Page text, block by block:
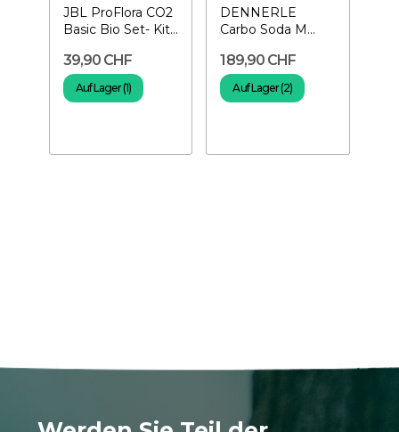
JBL ProFlora CO2
Basic Bio Set- Kit
39,90 CHF
Auf Lager (1)
DENNERLE
Carbo Soda M
Düngeanlage für
Soda
189,90 CHF
Auf Lager (2)